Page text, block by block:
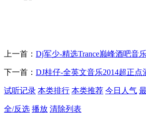
上一首： Dj军少-精选Trance巅峰酒吧音
下一首： DJ桂仔-全英文音乐2014超正点
试听记录 本类排行 本类推荐 今日人气
全/反选 播放 清除列表